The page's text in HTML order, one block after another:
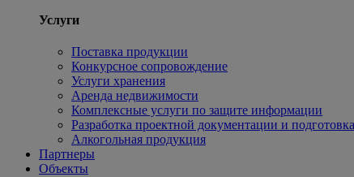
Услуги
Поставка продукции
Конкурсное сопровождение
Услуги хранения
Аренда недвижимости
Комплексные услуги по защите информации
Разработка проектной документации и
Алкогольная продукция
Партнеры
Объекты